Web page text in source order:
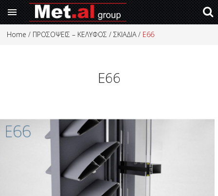
Skip to main content

Met.Al Group
You are here
Home / ΠΡΟΣΟΨΕΙΣ – ΚΕΛΥΦΟΣ / ΣΚΙΑΔΙΑ / E66
E66